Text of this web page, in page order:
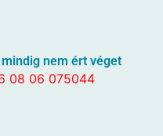
nem ért véget